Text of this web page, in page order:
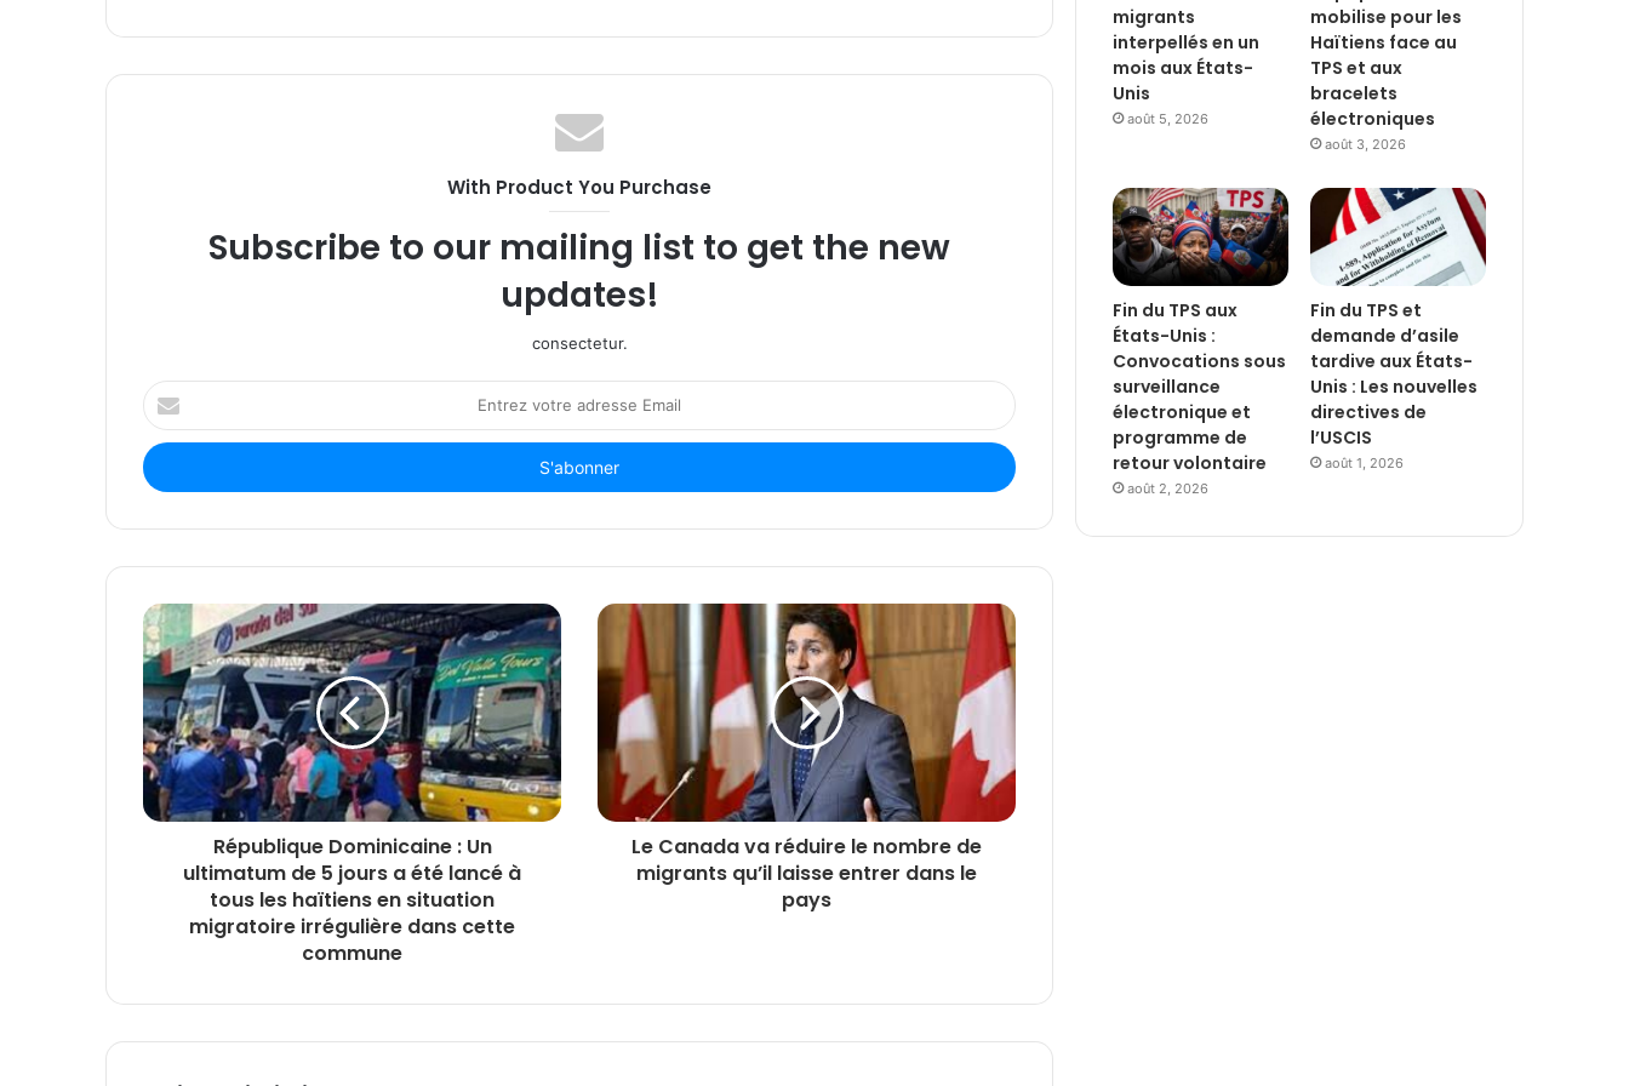
With Product You Purchase
Subscribe to our mailing list to get the new
updates!
consectetur.
Entrez
votre
adresse
Email
République Dominicaine : Un
ultimatum de 5 jours a été lancé à
tous les haïtiens en situation
migratoire irrégulière dans cette
commune
Le Canada va réduire le nombre de
migrants qu’il laisse entrer dans le
pays
migrants
interpellés en un
mois aux États-
Unis
août 5, 2026
mobilise pour les
Haïtiens face au
TPS et aux
bracelets
électroniques
août 3, 2026
Fin du TPS aux
États-Unis :
Convocations sous
surveillance
électronique et
programme de
retour volontaire
août 2, 2026
Fin du TPS et
demande d’asile
tardive aux États-
Unis : Les nouvelles
directives de
l’USCIS
août 1, 2026